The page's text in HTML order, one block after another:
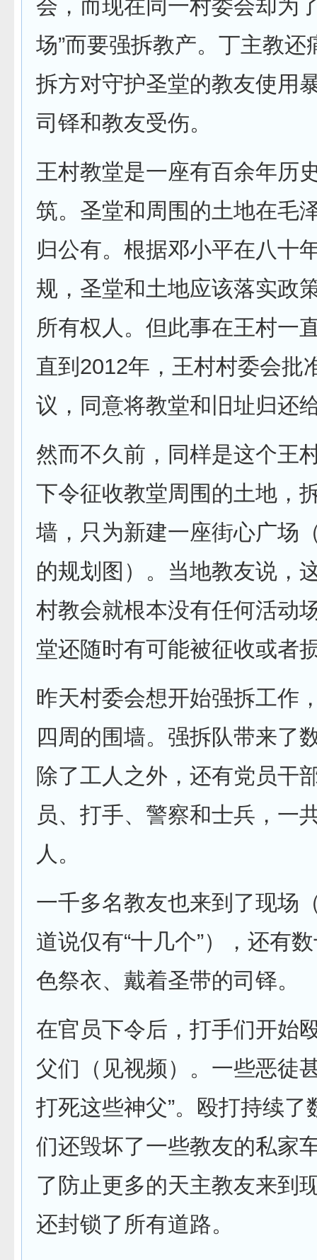
会，而现在同一村委会却为
场”而要强拆教产。丁主教还
拆方对守护圣堂的教友使用
司铎和教友受伤。
王村教堂是一座有百余年历
筑。圣堂和周围的土地在毛
归公有。根据邓小平在八十
规，圣堂和土地应该落实政
所有权人。但此事在王村一
直到2012年，王村村委会批
议，同意将教堂和旧址归还
然而不久前，同样是这个王
下令征收教堂周围的土地，
墙，只为新建一座街心广场
的规划图）。当地教友说，
村教会就根本没有任何活动
堂还随时有可能被征收或者
昨天村委会想开始强拆工作
四周的围墙。强拆队带来了
除了工人之外，还有党员干
员、打手、警察和士兵，一
人。
一千多名教友也来到了现场
道说仅有“十几个”），还有
色祭衣、戴着圣带的司铎。
在官员下令后，打手们开始
父们（见视频）。一些恶徒
打死这些神父”。殴打持续了
们还毁坏了一些教友的私家
了防止更多的天主教友来到
还封锁了所有道路。